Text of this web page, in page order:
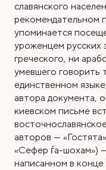
славянского
рекомендательном
упоминается
уроженцем русских
греческого, ни
умевшего говорить
единственном
автора документа,
киевском письме
авторов —
«Сефер ѓa-шохам»)
написанном в